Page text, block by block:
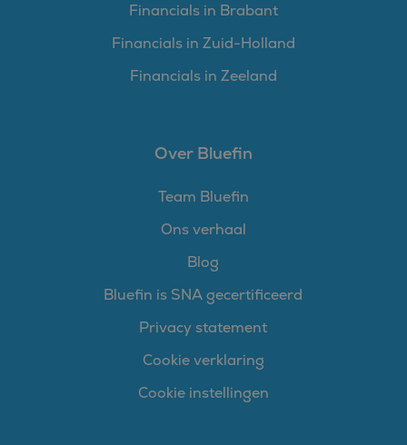
Financials in Brabant
Financials in Zuid-Holland
Financials in Zeeland
Over Bluefin
Team Bluefin
Ons verhaal
Blog
Bluefin is SNA gecertificeerd
Privacy statement
Cookie verklaring
Cookie instellingen